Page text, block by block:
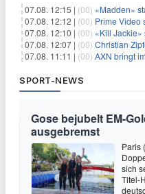
07.08. 12:15 | (00) «Madden»
07.08. 12:12 | (00) Prime Video
07.08. 12:10 | (00) «Kill Jackie»
07.08. 12:07 | (00) Christian
07.08. 11:11 | (00) AXN bringt
SPORT-NEWS
Gose bejubelt EM-
ausgebremst
Paris
sich
Titel-